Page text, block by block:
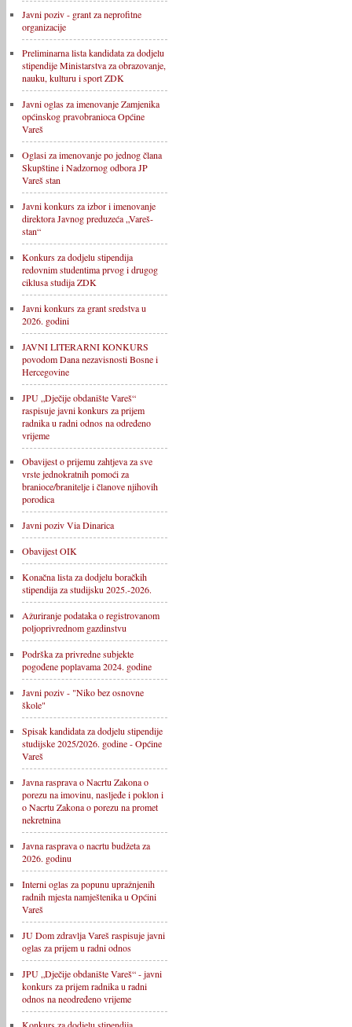
Javni poziv - grant za neprofitne
organizacije
Preliminarna lista kandidata za dodjelu
stipendije Ministarstva za obrazovanje,
nauku, kulturu i sport ZDK
Javni oglas za imenovanje Zamjenika
općinskog pravobranioca Općine
Vareš
Oglasi za imenovanje po jednog člana
Skupštine i Nadzornog odbora JP
Vareš stan
Javni konkurs za izbor i imenovanje
direktora Javnog preduzeća „Vareš-
stan“
Konkurs za dodjelu stipendija
redovnim studentima prvog i drugog
ciklusa studija ZDK
Javni konkurs za grant sredstva u
2026. godini
JAVNI LITERARNI KONKURS
povodom Dana nezavisnosti Bosne i
Hercegovine
JPU „Dječije obdanište Vareš“
raspisuje javni konkurs za prijem
radnika u radni odnos na određeno
vrijeme
Obavijest o prijemu zahtjeva za sve
vrste jednokratnih pomoći za
branioce/branitelje i članove njihovih
porodica
Javni poziv Via Dinarica
Obavijest OIK
Konačna lista za dodjelu boračkih
stipendija za studijsku 2025.-2026.
Ažuriranje podataka o registrovanom
poljoprivrednom gazdinstvu
Podrška za privredne subjekte
pogođene poplavama 2024. godine
Javni poziv - "Niko bez osnovne
škole"
Spisak kandidata za dodjelu stipendije
studijske 2025/2026. godine - Općine
Vareš
Javna rasprava o Nacrtu Zakona o
porezu na imovinu, nasljeđe i poklon i
o Nacrtu Zakona o porezu na promet
nekretnina
Javna rasprava o nacrtu budžeta za
2026. godinu
Interni oglas za popunu upražnjenih
radnih mjesta namještenika u Općini
Vareš
JU Dom zdravlja Vareš raspisuje javni
oglas za prijem u radni odnos
JPU „Dječije obdanište Vareš“ - javni
konkurs za prijem radnika u radni
odnos na neodređeno vrijeme